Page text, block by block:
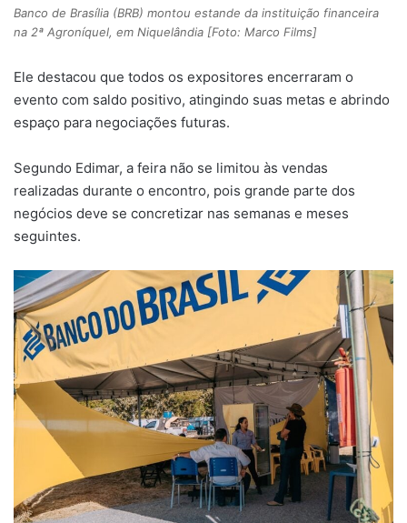
Banco de Brasília (BRB) montou estande da instituição financeira
na 2ª Agroníquel, em Niquelândia [Foto: Marco Films]
Ele destacou que todos os expositores encerraram o
evento com saldo positivo, atingindo suas metas e abrindo
espaço para negociações futuras.
Segundo Edimar, a feira não se limitou às vendas
realizadas durante o encontro, pois grande parte dos
negócios deve se concretizar nas semanas e meses
seguintes.